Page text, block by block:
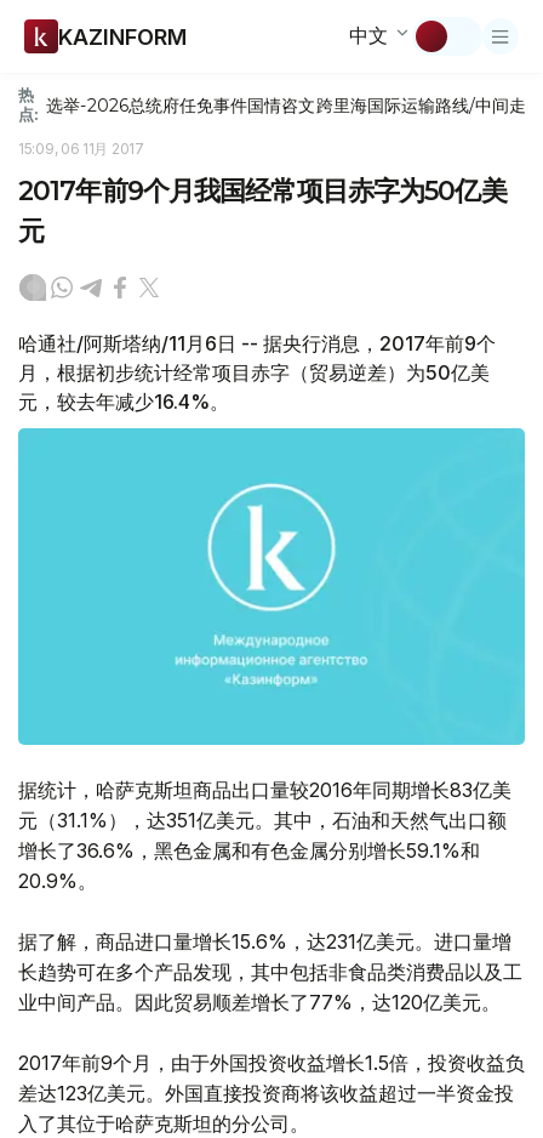
KAZINFORM 中文
热
点: 选举-2026总统府任免事件国情咨文跨里海国际运输路线/中间走廊
15:09, 06 11月 2017
2017年前9个月我国经常项目赤字为50亿美
元
哈通社/阿斯塔纳/11月6日 -- 据央行消息，2017年前9个
月，根据初步统计经常项目赤字（贸易逆差）为50亿美
元，较去年减少16.4%。
据统计，哈萨克斯坦商品出口量较2016年同期增长83亿美
元（31.1%），达351亿美元。其中，石油和天然气出口额
增长了36.6%，黑色金属和有色金属分别增长59.1%和
20.9%。
据了解，商品进口量增长15.6%，达231亿美元。进口量增
长趋势可在多个产品发现，其中包括非食品类消费品以及工
业中间产品。因此贸易顺差增长了77%，达120亿美元。
2017年前9个月，由于外国投资收益增长1.5倍，投资收益负
差达123亿美元。外国直接投资商将该收益超过一半资金投
入了其位于哈萨克斯坦的分公司。